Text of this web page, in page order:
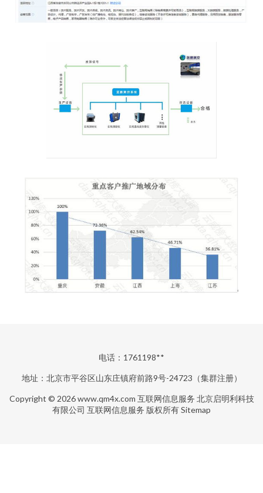
电话：1761198**
地址：北京市平谷区山东庄镇府前路9号-24723（集群注册）
Copyright © 2026www.qm4x.com 互联网信息服务 北京启明利科技
有限公司 互联网信息服务 版权所有Sitemap